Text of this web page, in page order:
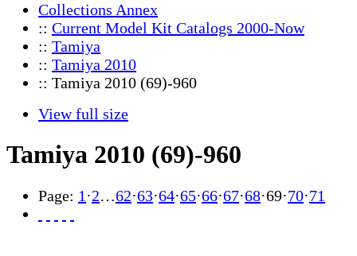
Collections Annex
:: Current Model Kit Catalogs 2000-Now
:: Tamiya
:: Tamiya 2010
:: Tamiya 2010 (69)-960
View full size
Tamiya 2010 (69)-960
Page: 1 ·2…62·63·64·65·66·67·68·69·70·71